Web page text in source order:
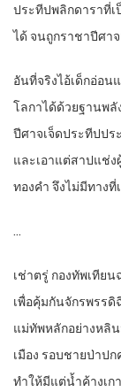
ประทีปพลิกดาราที่
ได้ จนถูกราชาปีศา
อันที่จริงไอ้เด็กอ่อน
โลกาได้ด้วยฐานพ
ปีศาจเจ็ดประทีปปร
และเอาแต่สาปแช่
ทองคำ จึงไม่มีทาง
…
เช่าตรู่ กองทัพเทีย
เพื่อคุ้มกันจักรพรร
แม่ทัพหลักอย่างหลิ
เมือง รอบชายป่าป
ทำให้มีแต่น้ำค้างเก